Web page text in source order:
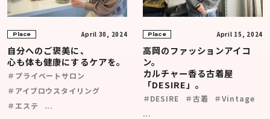
Place April 30, 2024
自分へのご褒美に、
心も体も健康にするケアを。
＃プライベートサロン
＃アイブロウスタイリング
＃エステ
...
Place April 15, 2024
高岡のファッションアイコ
ン。
カルチャー香る古着屋
「DESIRE」。
＃DESIRE ＃古着
＃Vintage
...